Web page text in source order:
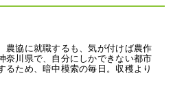
農協に就職するも、気が付けば農作
奈川県で、自分にしかできない都市
るため、暗中模索の毎日。収穫より